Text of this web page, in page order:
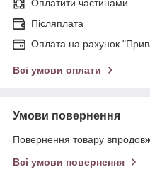
Оплатити частинами
Післяплата
Оплата на рахунок
Всі умови оплати
Умови повернення
Повернення товару
Всі умови повернення